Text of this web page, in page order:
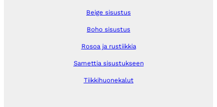
Beige sisustus
Boho sisustus
Rosoa ja rustiikkia
Samettia sisustukseen
Tiikkihuonekalut